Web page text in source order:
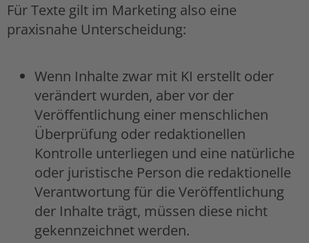
Für Texte gilt im Marketing also eine
praxisnahe Unterscheidung:
Wenn Inhalte zwar mit KI erstellt oder
verändert wurden, aber vor der
Veröffentlichung einer menschlichen
Überprüfung oder redaktionellen
Kontrolle unterliegen und eine natürliche
oder juristische Person die redaktionelle
Verantwortung für die Veröffentlichung
der Inhalte trägt, müssen diese nicht
gekennzeichnet werden.